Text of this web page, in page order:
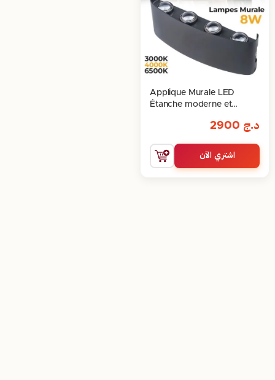
Applique Murale LED
Étanche moderne et
د.ج
اشتري الآن